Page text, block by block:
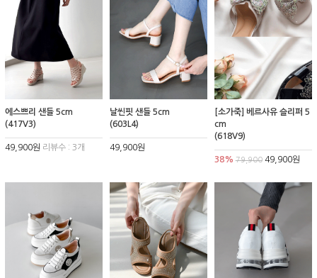
에스쁘리 샌들 5cm
(417V3)
49,900원 리뷰수 : 3개
날씬핏 샌들 5cm
(603L4)
49,900원
[소가죽] 베르사유 슬리퍼 5
cm
(618V9)
38% 79,90049,900원